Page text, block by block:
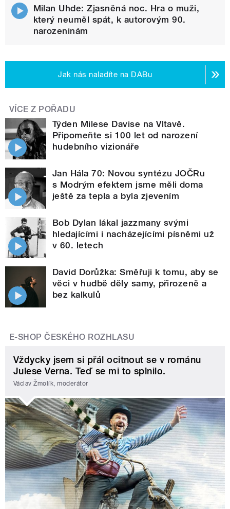
Milan Uhde: Zjasněná noc. Hra o muži,
který neuměl spát, k autorovým 90.
narozeninám
Jak nás naladíte na DABu
VÍCE Z POŘADU
Týden Milese Davise na Vltavě.
Připomeňte si 100 let od narození
hudebního vizionáře
Jan Hála 70: Novou syntézu JOČRu
s Modrým efektem jsme měli doma
ještě za tepla a byla zjevením
Bob Dylan lákal jazzmany svými
hledajícími i nacházejícími písněmi už
v 60. letech
David Dorůžka: Směřuji k tomu, aby se
věci v hudbě děly samy, přirozeně a
bez kalkulů
E-SHOP ČESKÉHO ROZHLASU
Vždycky jsem si přál ocitnout se v románu
Julese Verna. Teď se mi to splnilo.
Václav Žmolík, moderátor